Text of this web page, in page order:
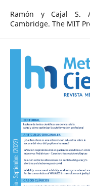
Ramón y Cajal S.
Cambridge. The MIT